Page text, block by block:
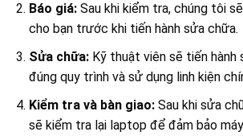
Báo giá:Sau khi kiểm tra, chúng tôi
cho bạn trước khi tiến hành sửa chữa.
Sửa chữa:Kỹ thuật viên sẽ tiến hành
đúng quy trình và sử dụng linh kiện
Kiểm tra và bàn giao:Sau khi sửa
sẽ kiểm tra lại laptop để đảm bảo